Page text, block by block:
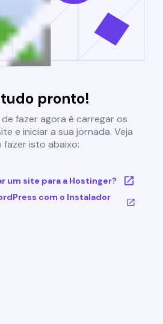
tudo pronto!
fazer agora é carregar os
e iniciar a sua jornada. Veja
fazer isto abaixo:
um site para a Hostinger?
com o Instalador